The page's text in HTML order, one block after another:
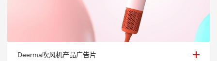
Deerma吹风机产品广告片
Deerma吹风机产品广告片